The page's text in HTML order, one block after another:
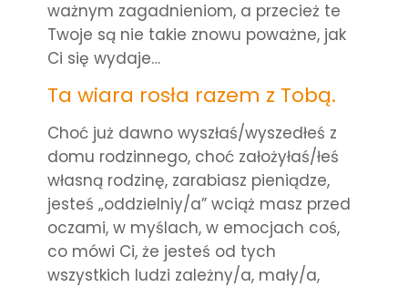
ważnym zagadnieniom, a przecież te
Twoje są nie takie znowu poważne, jak
Ci się wydaje…
Ta wiara rosła razem z Tobą.
Choć już dawno wyszłaś/wyszedłeś z
domu rodzinnego, choć założyłaś/łeś
własną rodzinę, zarabiasz pieniądze,
jesteś „oddzielniy/a” wciąż masz przed
oczami, w myślach, w emocjach coś,
co mówi Ci, że jesteś od tych
wszystkich ludzi zależny/a, mały/a,